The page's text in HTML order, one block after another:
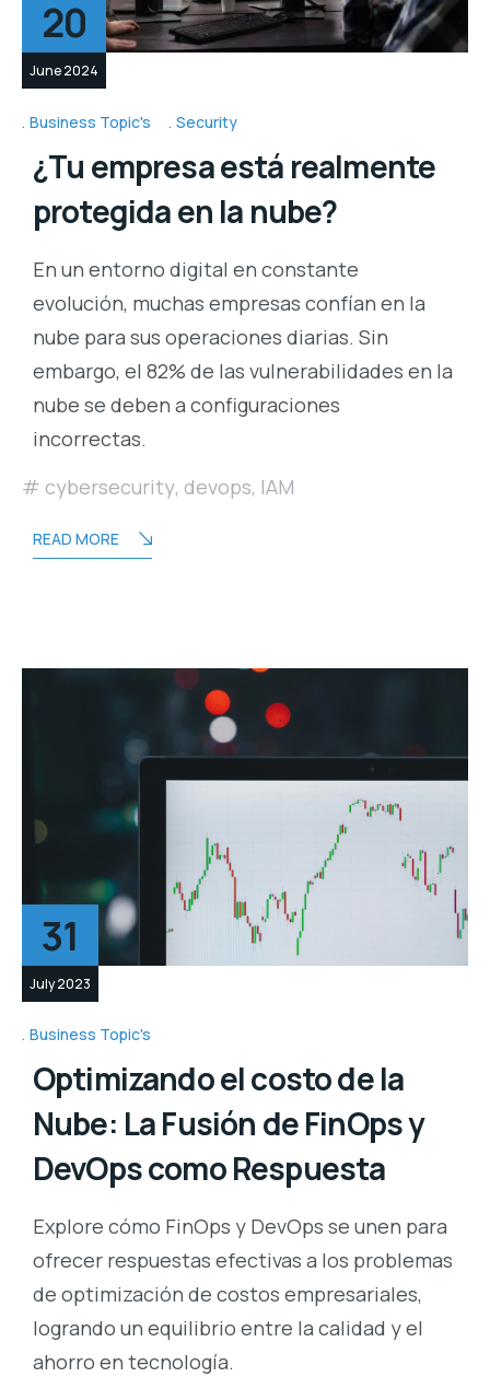
20
June 2024
Business Topic's Security
¿Tu empresa está realmente
protegida en la nube?
En un entorno digital en constante
evolución, muchas empresas confían en la
nube para sus operaciones diarias. Sin
embargo, el 82% de las vulnerabilidades en la
nube se deben a configuraciones
incorrectas.
cybersecurity, devops, IAM
READ MORE
31
July 2023
Business Topic's
Optimizando el costo de la
Nube: La Fusión de FinOps y
DevOps como Respuesta
Explore cómo FinOps y DevOps se unen para
ofrecer respuestas efectivas a los problemas
de optimización de costos empresariales,
logrando un equilibrio entre la calidad y el
ahorro en tecnología.